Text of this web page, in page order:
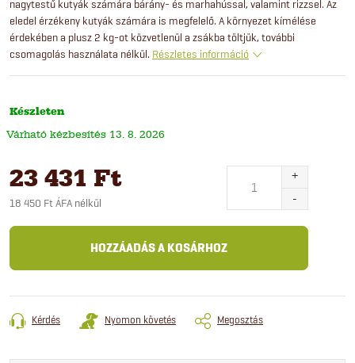
nagytestű kutyák számára bárány- és marhahússal, valamint rizzsel. Az
eledel érzékeny kutyák számára is megfelelő. A környezet kímélése
érdekében a plusz 2 kg-ot közvetlenül a zsákba töltjük, további
csomagolás használata nélkül. Részletes információ
Készleten
13. 8. 2026
23 431 Ft
18 450 Ft ÁFA nélkül
HOZZÁADÁS A KOSÁRHOZ
Kérdés Nyomon követés Megosztás